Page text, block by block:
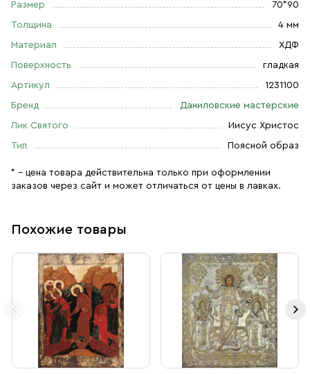
Размер 70*90
Толщина 4 мм
Материал ХДФ
Поверхность гладкая
Артикул 1231100
Бренд Даниловские мастерские
Лик Святого Иисус Христос
Тип Поясной образ
* – цена товара действительна только при оформлении
заказов через сайт и может отличаться от цены в лавках.
Похожие товары